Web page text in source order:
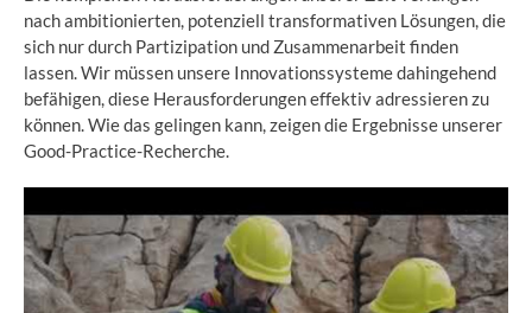
nach ambitionierten, potenziell transformativen Lösungen, die
sich nur durch Partizipation und Zusammenarbeit finden
lassen. Wir müssen unsere Innovationssysteme dahingehend
befähigen, diese Herausforderungen effektiv adressieren zu
können. Wie das gelingen kann, zeigen die Ergebnisse unserer
Good-Practice-Recherche.